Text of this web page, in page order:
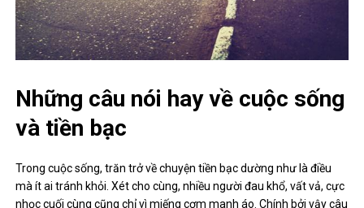
Những câu nói hay về cuộc sống
và tiền bạc
Trong cuộc sống, trăn trở về chuyện tiền bạc dường như là điều
mà ít ai tránh khỏi. Xét cho cùng, nhiều người đau khổ, vất vả, cực
nhọc cuối cùng cũng chỉ vì miếng cơm manh áo. Chính bởi vậy câu